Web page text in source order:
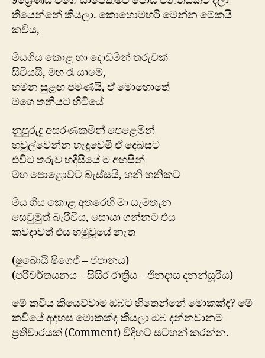
තියෙන්නේ කියලා. කොහොමහරි මෙන්න මේකයි
කවිය,
මියගිය කොළ හා දොඩමින් තරුවක්
සිටියයි, මහ රෑ යාමේ,
හමන සුළඟ පමණයි, ඒ මොහොතේ
මගෙ තනියට හිටියේ
නුපුරුදු අසරණකමින් පෙළෙමින්
හවුල්වෙන්න හැදුවෙමි ඒ දෙබසට
එවිට තරුව හදිසියේ ම අහසින්
මහ පොළොවට බැස්සයි, හනි හනිකට
මිය ගිය කොළ අතරෙහි මා සැමතැන
සෙවුමුත් බැරිවිය, සොයා ගන්නට එය
කවදාවත් එය හමුවූයේ නැත
(ෂුබොයි ෂිගෙජි – ජපානය)
(පරිවර්තයනය – සිසිර රාත්‍රිය – ජිනදාස දනන්සූරිය)
මේ කවිය කියෙව්වාම ඔබට හිතෙන්නේ මොකක්ද? මේ
කවියේ අදහස මොකක්ද කියලා ඔබ දන්නවානම්
ප්‍රතිචාරයක් (Comment) විදිහට සටහන් කරන්න.